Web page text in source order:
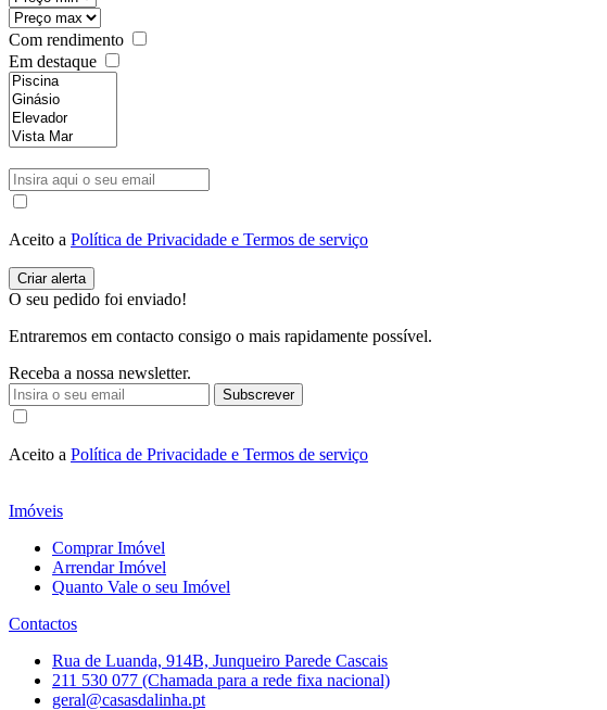
Com rendimento
Em destaque
Aceito a Política de Privacidade e Termos de serviço
O seu pedido foi enviado!
Entraremos em contacto consigo o mais rapidamente possível.
Receba a nossa newsletter.
Subscrever
Aceito a Política de Privacidade e Termos de serviço
Imóveis
Comprar Imóvel
Arrendar Imóvel
Quanto Vale o seu Imóvel
Contactos
Rua de Luanda, 914B, Junqueiro Parede Cascais
211 530 077 (Chamada para a rede fixa nacional)
geral@casasdalinha.pt